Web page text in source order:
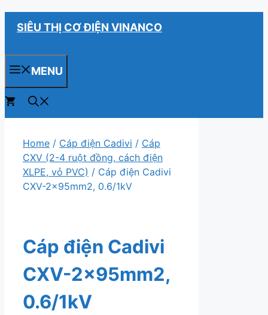
Chuyển
đếnSIÊU THỊ CƠ ĐIỆN VINANCO
MENU
Home / Cáp điện Cadivi / Cáp
CXV (2-4 ruột đồng, cách điện
XLPE, vỏ PVC) / Cáp điện Cadivi
CXV-2x95mm2, 0.6/1kV
Cáp điện Cadivi
CXV-2x95mm2,
0.6/1kV